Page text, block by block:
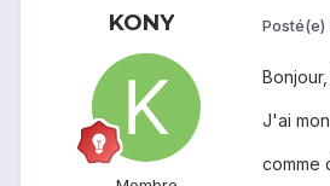
KONY Posté(e)
J'ai mon
comme